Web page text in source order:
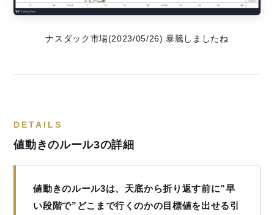
ナスダック市場(2023/05/26) 暴騰しましたね
DETAILS
値動きのルール3の詳細
値動きのルール3は、天底から折り返す前に”早
い段階で”どこまで行くのかの目標値を出せる引